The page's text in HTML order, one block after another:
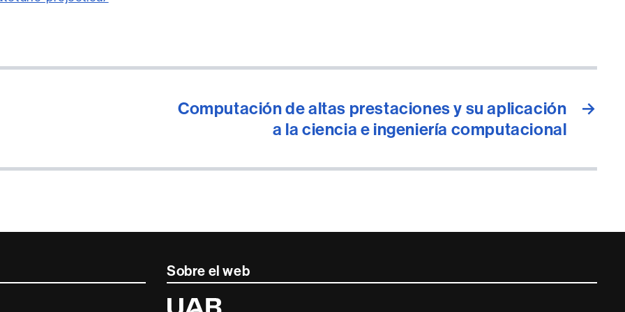
→
Computación de altas prestaciones y su aplicación
a la ciencia e ingeniería computacional
Sobre el web
Universitat